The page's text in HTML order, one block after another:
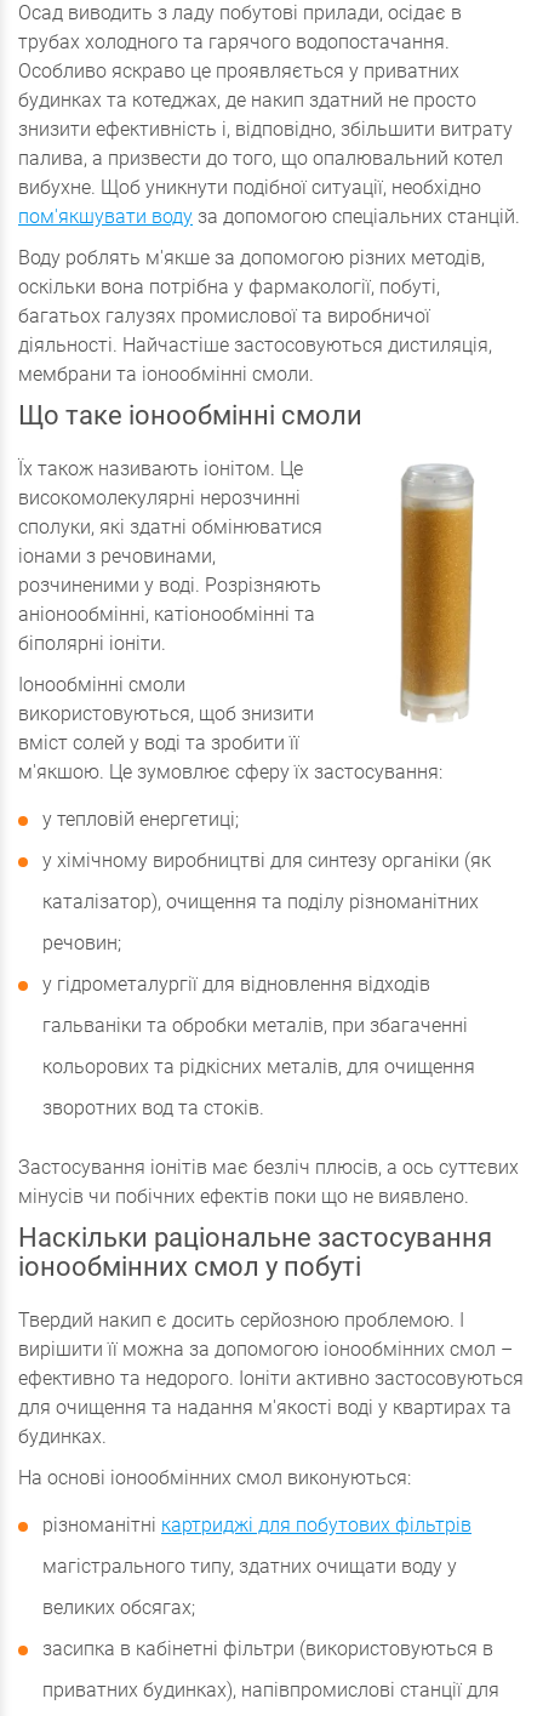
Осад виводить з ладу побутові прилади, осідає в
трубах холодного та гарячого водопостачання.
Особливо яскраво це проявляється у приватних
будинках та котеджах, де накип здатний не просто
знизити ефективність і, відповідно, збільшити витрату
палива, а призвести до того, що опалювальний котел
вибухне. Щоб уникнути подібної ситуації, необхідно
пом'якшувати воду за допомогою спеціальних станцій.
Воду роблять м'якше за допомогою різних методів,
оскільки вона потрібна у фармакології, побуті,
багатьох галузях промислової та виробничої
діяльності. Найчастіше застосовуються дистиляція,
мембрани та іонообмінні смоли.
Що таке іонообмінні смоли
Їх також називають іонітом. Це
високомолекулярні нерозчинні
сполуки, які здатні обмінюватися
іонами з речовинами,
розчиненими у воді. Розрізняють
аніонообмінні, катіонообмінні та
біполярні іоніти.
Іонообмінні смоли
використовуються, щоб знизити
вміст солей у воді та зробити її
м'якшою. Це зумовлює сферу їх застосування:
у тепловій енергетиці;
у хімічному виробництві для синтезу органіки (як
каталізатор), очищення та поділу різноманітних
речовин;
у гідрометалургії для відновлення відходів
гальваніки та обробки металів, при збагаченні
кольорових та рідкісних металів, для очищення
зворотних вод та стоків.
Застосування іонітів має безліч плюсів, а ось суттєвих
мінусів чи побічних ефектів поки що не виявлено.
Наскільки раціональне застосування
іонообмінних смол у побуті
Твердий накип є досить серйозною проблемою. І
вирішити її можна за допомогою іонообмінних смол –
ефективно та недорого. Іоніти активно застосовуються
для очищення та надання м'якості воді у квартирах та
будинках.
На основі іонообмінних смол виконуються:
різноманітні картриджі для побутових фільтрів
магістрального типу, здатних очищати воду у
великих обсягах;
засипка в кабінетні фільтри (використовуються в
приватних будинках), напівпромислові станції для